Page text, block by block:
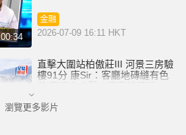
00:34
金融
2026-07-09 16:11 HKT
直擊大圍站柏傲莊III 河景三房驗
樓91分 康Sir：客廳地磚縫有色
地產
瀏覽更多影片